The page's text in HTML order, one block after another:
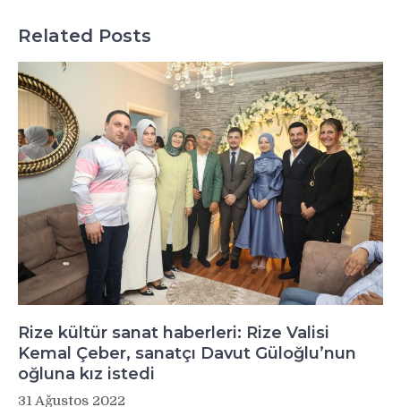
Related Posts
Rize kültür sanat haberleri: Rize Valisi
Kemal Çeber, sanatçı Davut Güloğlu’nun
oğluna kız istedi
31 Ağustos 2022